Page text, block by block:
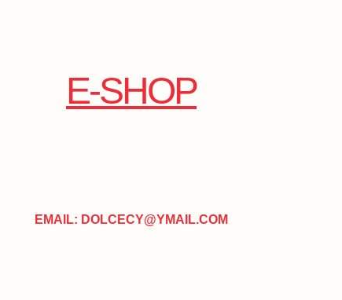
E-SHOP
EMAIL: DOLCECY@YMAIL.COM